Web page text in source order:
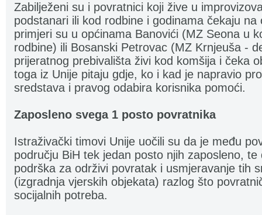
Zabilježeni su i povratnici koji žive u
podstanari ili kod rodbine i godinama čekaju na
primjeri su u općinama Banovići (MZ Seona u
rodbine) ili Bosanski Petrovac (MZ Krnjeuša -
prijeratnog prebivališta živi kod komšija i čeka
toga iz Unije pitaju gdje, ko i kad je napravio
sredstava i pravog odabira korisnika pomoći.
Zaposleno svega 1 posto povratnika
Istraživački timovi Unije uočili su da je među
području BiH tek jedan posto njih zaposleno,
podrška za održivi povratak i usmjeravanje tih
(izgradnja vjerskih objekata) razlog što
socijalnih potreba.